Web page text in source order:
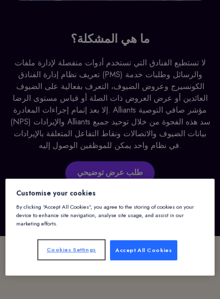
ما هي المشكلة؟
لا تستطيع الفنادق التي تستخدم أدوات منفصلة لإدارة ملفات
تعريف نظام إدارة الفنادق (PMS) والرسائل وطلبات خدمة
الكونسيرج وعروض الضيوف، التعرف بفعالية على الضيوف
العائدين أو عرض العروض ذات الصلة أو قياس مستوى الرضا
إلا بعد إتمام إجراءات المغادرة. Alliants مؤشر صافي التوصية
(NPS) والإيرادات Alliants سد هذه الفجوة من خلال توحيد جميع
بيانات الضيوف والاتصالات ونقاط التفاعل المتعلقة بالإيرادات
في نظام واحد يمكن للموظفين الوصول إليه.
طلب عرض توضيحي
Customise your cookies
By clicking “Accept All Cookies”, you agree to the storing of cookies on your
device to enhance site navigation, analyse site usage, and assist in our
marketing efforts.
Accept All Cookies
Cookies Settings